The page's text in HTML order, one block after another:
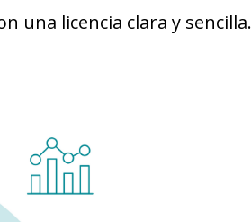
una licencia clara y sencilla.